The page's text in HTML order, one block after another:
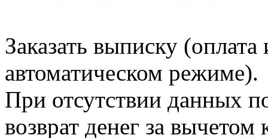
Заказать выписку
автоматическом режиме).
При отсутствии данных
возврат денег за